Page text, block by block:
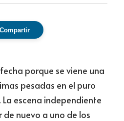
Compartir
porque se viene una
pesadas en el puro
escena independiente
nuevo a uno de los